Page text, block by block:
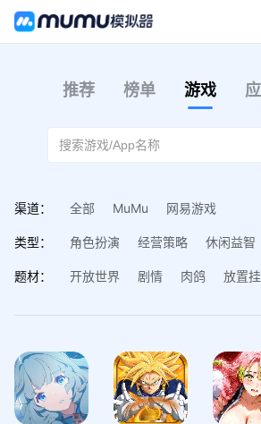
推荐 榜单 游戏
渠道： 全部 MuMu 网易游戏
类型： 角色扮演 经营策略 休闲益智
动作射击
棋牌桌游 音乐舞蹈
题材： 开放世界 剧情 肉鸽 放置
桌游与棋类
策略 卡牌 武侠
仙侠
三国 美少女 动漫
二次元
奇迹 西方魔幻